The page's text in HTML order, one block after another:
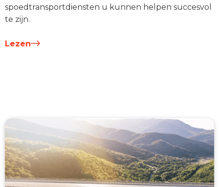
spoedtransportdiensten u kunnen helpen succesvol
te zijn.
Lezen